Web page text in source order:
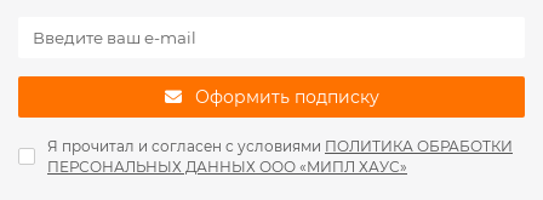
Оформить подписку
Я прочитал и согласен с условиями ПОЛИТИКА ОБРАБОТКИ
ПЕРСОНАЛЬНЫХ ДАННЫХ ООО «МИПЛ ХАУС»